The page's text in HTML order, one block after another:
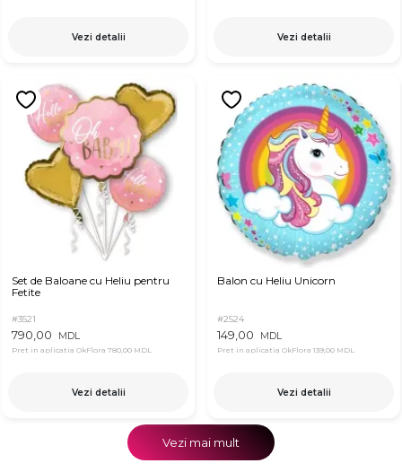
Vezi detalii Vezi detalii
Set de Baloane cu Heliu pentru
Fetite
#3521
790,00 MDL
Pret in aplicatia OkFlora 780,00 MDL
Vezi detalii
Balon cu Heliu Unicorn
#2524
149,00 MDL
Pret in aplicatia OkFlora 139,00 MDL
Vezi detalii
Vezi mai mult